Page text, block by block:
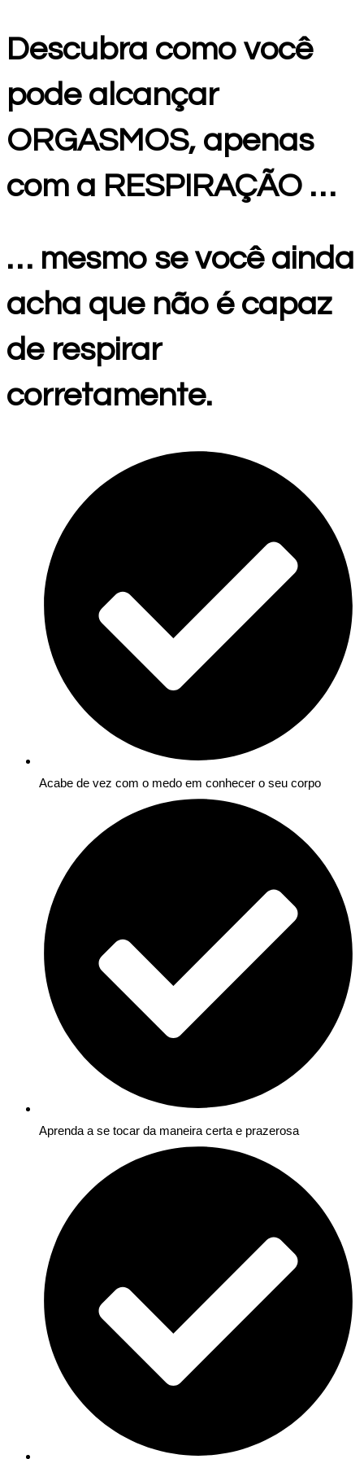
Descubra como você
pode alcançar
ORGASMOS, apenas
com a RESPIRAÇÃO …
… mesmo se você ainda
acha que não é capaz
de respirar
corretamente.
Acabe de vez com o medo em conhecer o seu corpo
Aprenda a se tocar da maneira certa e prazerosa